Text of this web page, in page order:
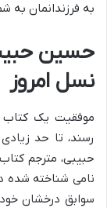
به فرزندانمان به
حسین
نسل امروز
موفقیت یک
رسند، تا حد
حبیبی، مترجم
نامی شناخته شده
سوابق درخشان